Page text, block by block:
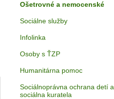
Ošetrovné a nemocenské
Sociálne služby
Infolinka
Osoby s ŤZP
Humanitárna pomoc
Sociálnoprávna ochrana detí a
sociálna kuratela